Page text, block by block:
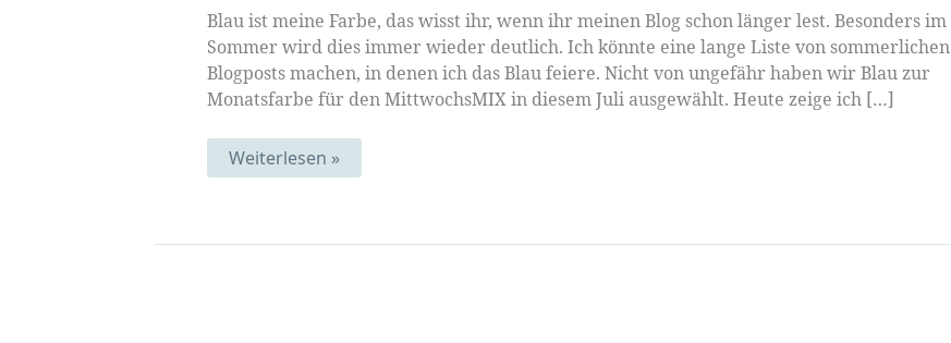
Blau ist meine Farbe, das wisst ihr, wenn ihr meinen Blog schon länger lest. Besonders im
Sommer wird dies immer wieder deutlich. Ich könnte eine lange Liste von sommerlichen
Blogposts machen, in denen ich das Blau feiere. Nicht von ungefähr haben wir Blau zur
Monatsfarbe für den MittwochsMIX in diesem Juli ausgewählt. Heute zeige ich […]
Blaue
Bücher
Weiterlesen »